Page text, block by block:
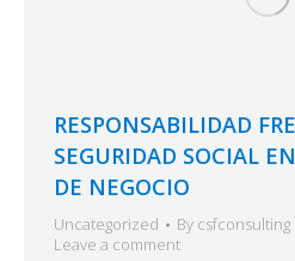
RESPONSABILIDAD
SEGURIDAD SOCIAL
DE NEGOCIO
Uncategorized By csfconsulting
Leave a comment